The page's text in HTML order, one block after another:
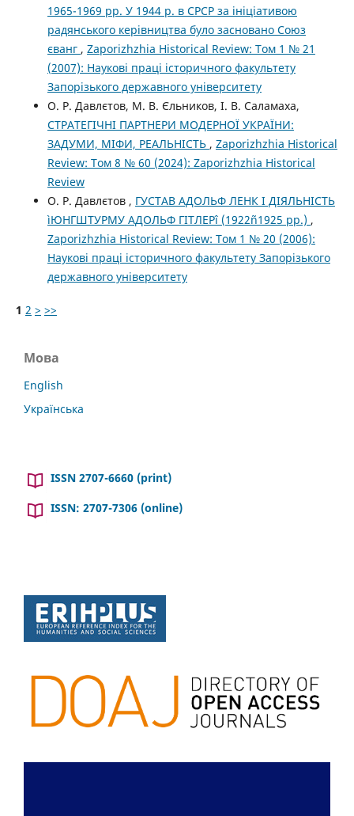
1965-1969 рр. У 1944 р. в СРСР за ініціативою
радянського керівництва було засновано Союз
єванг , Zaporizhzhia Historical Review: Том 1 № 21
(2007): Наукові праці історичного факультету
Запорізького державного університету
О. Р. Давлєтов, М. В. Єльников, І. В. Саламаха,
СТРАТЕГІЧНІ ПАРТНЕРИ МОДЕРНОЇ УКРАЇНИ:
ЗАДУМИ, МІФИ, РЕАЛЬНІСТЬ , Zaporizhzhia Historical
Review: Том 8 № 60 (2024): Zaporizhzhia Historical
Review
О. Р. Давлєтов , ГУСТАВ АДОЛЬФ ЛЕНК І ДІЯЛЬНІСТЬ
ìЮНГШТУРМУ АДОЛЬФ ГІТЛЕРî (1922ñ1925 рр.) ,
Zaporizhzhia Historical Review: Том 1 № 20 (2006):
Наукові праці історичного факультету Запорізького
державного університету
1 2 > >>
Мова
English
Українська
ISSN 2707-6660 (print)
ISSN: 2707-7306 (online)